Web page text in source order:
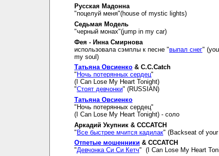
Русская Мадонна
"поцелуй меня"(house of mystic lights)
Седьмая Модель
"черный монах"(jump in my car)
Фея - Инна Смирнова
использовала сэмплы к песне "выпал снег"
my soul)
Татьяна Овсиенко & C.C.Catch
" Ночь потерянных сердец"
(I Can Lose My Heart Tonight)
"Стоят девчонки" (RUSSIAN)
Татьяна Овсиенко
"Ночь потерянных сердец"
(I Can Lose My Heart Tonight) - соло
Аркадий Укупник & CCCATCH
"Все быстрее мчится кадилак" (Backseat of
Отпетые мошенники & CCCATCH
"Девчонка Си Си Кетч" (I Can Lose My Heart